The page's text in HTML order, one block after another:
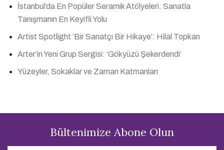
İstanbul’da En Popüler Seramik Atölyeleri: Sanatla
Tanışmanın En Keyifli Yolu
Artist Spotlight ‘Bir Sanatçı Bir Hikaye’: Hilal Topkan
Arter’in Yeni Grup Sergisi: ‘Gökyüzü Şekerdendi’
Yüzeyler, Sokaklar ve Zaman Katmanları
Bültenimize Abone Olun